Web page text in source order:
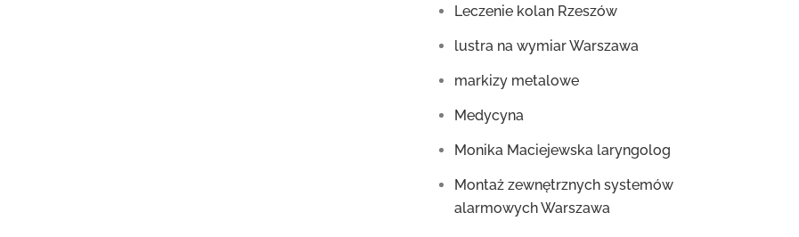
Leczenie kolan Rzeszów
lustra na wymiar Warszawa
markizy metalowe
Medycyna
Monika Maciejewska laryngolog
Montaż zewnętrznych systemów
alarmowych Warszawa